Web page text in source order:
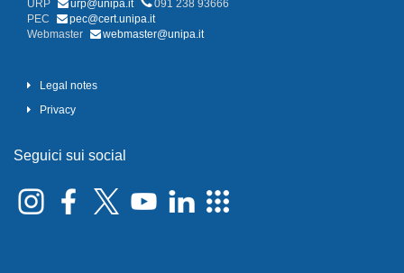
URP
urp@unipa.it
091 238 93666
PEC
pec@cert.unipa.it
Webmaster
webmaster@unipa.it
Legal notes
Privacy
Seguici sui social